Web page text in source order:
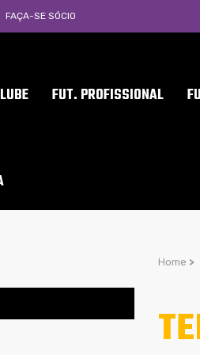
FAÇA-SE SÓCIO
FUT. PROFISSIONAL
Home >